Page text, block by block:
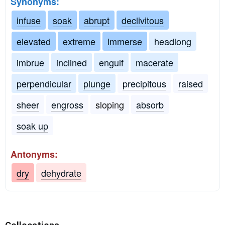
infuse
soak abrupt
declivitous
elevated
extreme immerse
headlong
imbrue
inclined engulf
macerate
perpendicular
plunge precipitous
raised
sheer
engross sloping
absorb
soak up
Antonyms:
dry
dehydrate